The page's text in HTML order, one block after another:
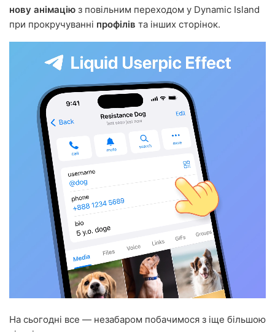
нову анімацію з повільним переходом у Dynamic Island
при прокручуванні профілів та інших сторінок.
На сьогодні все — незабаром побачимося з іще більшою